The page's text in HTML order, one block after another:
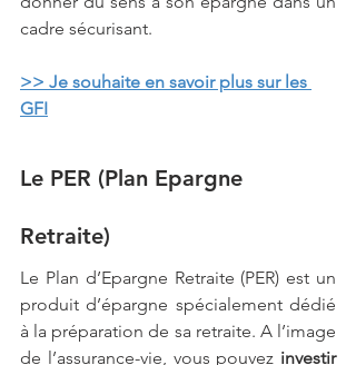
cadre sécurisant.
>> Je souhaite en savoir plus sur les
GFI
Le PER (Plan Epargne
Retraite)
Le Plan d’Epargne Retraite (PER) est un
produit d’épargne spécialement dédié
à la préparation de sa retraite. A l’image
de l’assurance-vie, vous pouvez investir